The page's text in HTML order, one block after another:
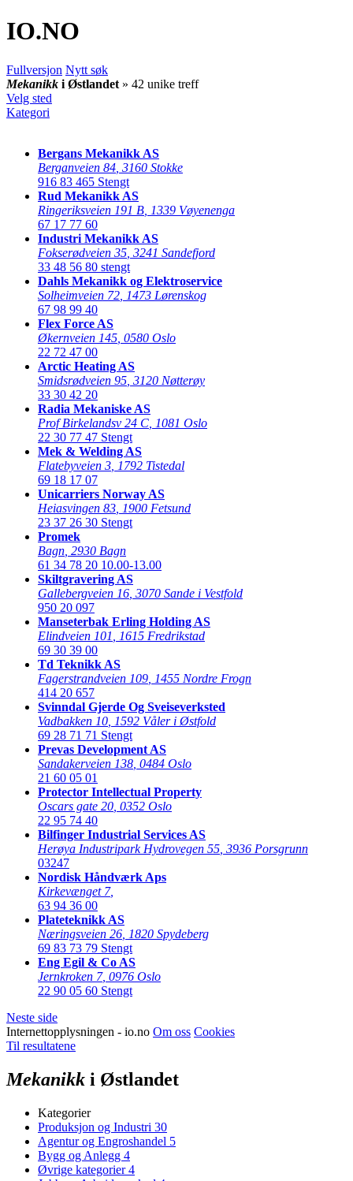
IO.NO
Fullversjon Nytt søk
Mekanikk i Østlandet » 42 unike treff
Velg sted
Kategori
Bergans Mekanikk AS
Berganveien 84 3160 Stokke
916 83 465 Stengt
Rud Mekanikk AS
Ringeriksveien 191 B 1339 Vøyenenga
67 17 77 60
Industri Mekanikk AS
Fokserødveien 35 3241 Sandefjord
33 48 56 80 stengt
Dahls Mekanikk og Elektroservice
Solheimveien 72 1473 Lørenskog
67 98 99 40
Flex Force AS
Økernveien 145 0580 Oslo
22 72 47 00
Arctic Heating AS
Smidsrødveien 95 3120 Nøtterøy
33 30 42 20
Radia Mekaniske AS
Prof Birkelandsv 24 C 1081 Oslo
22 30 77 47 Stengt
Mek & Welding AS
Flatebyveien 3 1792 Tistedal
69 18 17 07
Unicarriers Norway AS
Heiasvingen 83 1900 Fetsund
23 37 26 30 Stengt
Promek
Bagn 2930 Bagn
61 34 78 20 10.00-13.00
Skiltgravering AS
Gallebergveien 16 3070 Sande i Vestfold
950 20 097
Manseterbak Erling Holding AS
Elindveien 101
1615 Fredrikstad
69 30 39 00
Td Teknikk AS
Fagerstrandveien 109 1455 Nordre Frogn
414 20 657
Svinndal Gjerde Og Sveiseverksted
Vadbakken 10 1592 Våler i Østfold
69 28 71 71 Stengt
Prevas Development AS
Sandakerveien 138 0484 Oslo
21 60 05 01
Protector Intellectual Property
Oscars gate 20 0352 Oslo
22 95 74 40
Bilfinger Industrial Services AS
Herøya Industripark Hydrovegen 55 3936 Porsgrunn
03247
Nordisk Håndværk Aps
Kirkevænget 7,
63 94 36 00
Plateteknikk AS
Næringsveien 26 1820 Spydeberg
69 83 73 79 Stengt
Eng Egil & Co AS
Jernkroken 7, 0976 Oslo
22 90 05 60 Stengt
Neste side
Internettopplysningen - io.no Om oss Cookies
Til resultatene
Mekanikk i Østlandet
Kategorier
Produksjon og Industri 30
Agentur og Engroshandel 5
Bygg og Anlegg 4
Øvrige kategorier4